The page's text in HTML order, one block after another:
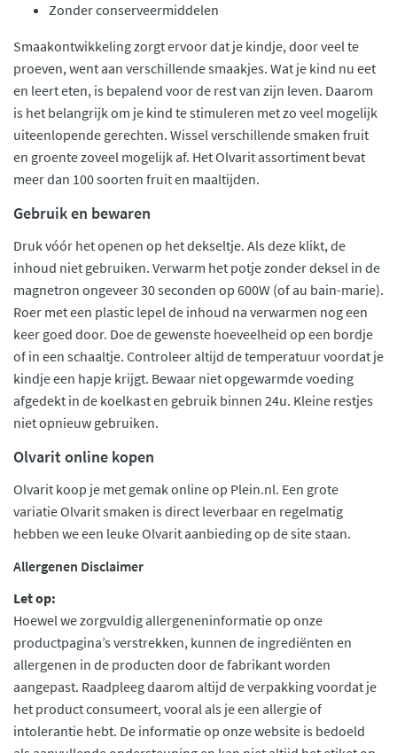
Zonder conserveermiddelen
Smaakontwikkeling zorgt ervoor dat je kindje, door veel te
proeven, went aan verschillende smaakjes. Wat je kind nu eet
en leert eten, is bepalend voor de rest van zijn leven. Daarom
is het belangrijk om je kind te stimuleren met zo veel mogelijk
uiteenlopende gerechten. Wissel verschillende smaken fruit
en groente zoveel mogelijk af. Het Olvarit assortiment bevat
meer dan 100 soorten fruit en maaltijden.
Gebruik en bewaren
Druk vóór het openen op het dekseltje. Als deze klikt, de
inhoud niet gebruiken. Verwarm het potje zonder deksel in de
magnetron ongeveer 30 seconden op 600W (of au bain-marie).
Roer met een plastic lepel de inhoud na verwarmen nog een
keer goed door. Doe de gewenste hoeveelheid op een bordje
of in een schaaltje. Controleer altijd de temperatuur voordat je
kindje een hapje krijgt. Bewaar niet opgewarmde voeding
afgedekt in de koelkast en gebruik binnen 24u. Kleine restjes
niet opnieuw gebruiken.
Olvarit online kopen
Olvarit koop je met gemak online op Plein.nl. Een grote
variatie Olvarit smaken is direct leverbaar en regelmatig
hebben we een leuke Olvarit aanbieding op de site staan.
Allergenen Disclaimer
Let op:
Hoewel we zorgvuldig allergeneninformatie op onze
productpagina’s verstrekken, kunnen de ingrediënten en
allergenen in de producten door de fabrikant worden
aangepast. Raadpleeg daarom altijd de verpakking voordat je
het product consumeert, vooral als je een allergie of
intolerantie hebt. De informatie op onze website is bedoeld